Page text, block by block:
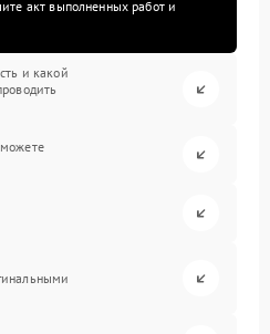
акт выполненных работ и
и какой